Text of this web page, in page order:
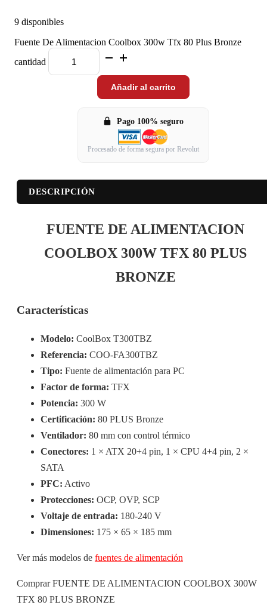
9 disponibles
Fuente De Alimentacion Coolbox 300w Tfx 80 Plus Bronze
cantidad
Añadir al carrito
Pago 100% seguro
Procesado de forma segura por Revolut
DESCRIPCIÓN
FUENTE DE ALIMENTACION
COOLBOX 300W TFX 80 PLUS
BRONZE
Características
Modelo: CoolBox T300TBZ
Referencia: COO-FA300TBZ
Tipo: Fuente de alimentación para PC
Factor de forma: TFX
Potencia: 300 W
Certificación: 80 PLUS Bronze
Ventilador: 80 mm con control térmico
Conectores: 1 × ATX 20+4 pin, 1 × CPU 4+4 pin, 2 ×
SATA
PFC: Activo
Protecciones: OCP, OVP, SCP
Voltaje de entrada: 180-240 V
Dimensiones: 175 × 65 × 185 mm
Ver más modelos de fuentes de alimentación
Comprar FUENTE DE ALIMENTACION COOLBOX 300W
TFX 80 PLUS BRONZE